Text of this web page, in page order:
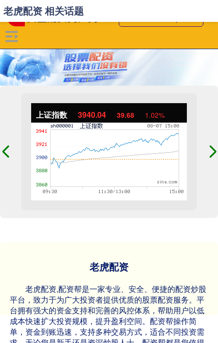
上证指数 3940.04 39.68 1.02%
老虎配资
老虎配资,配资帮是一家专业、安全、便捷的配资炒股
平台，致力于为广大投资者提供优质的股票配资服务。平
台拥有强大的资金支持和完善的风控体系，帮助用户以低
成本快速扩大投资规模，提升盈利空间。配资帮操作简
单，资金到账迅速，支持多种交易方式，适合不同投资需
老虎配资 相关话题